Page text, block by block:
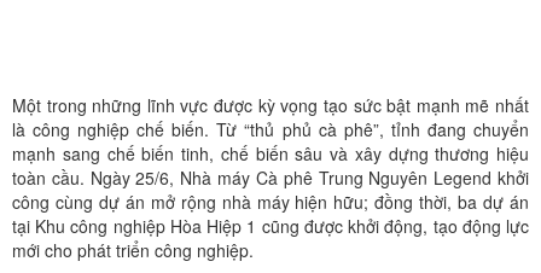
Một trong những lĩnh vực được kỳ vọng tạo sức bật mạnh mẽ nhất
là công nghiệp chế biến. Từ “thủ phủ cà phê”, tỉnh đang chuyển
mạnh sang chế biến tinh, chế biến sâu và xây dựng thương hiệu
toàn cầu. Ngày 25/6, Nhà máy Cà phê Trung Nguyên Legend khởi
công cùng dự án mở rộng nhà máy hiện hữu; đồng thời, ba dự án
tại Khu công nghiệp Hòa Hiệp 1 cũng được khởi động, tạo động lực
mới cho phát triển công nghiệp.